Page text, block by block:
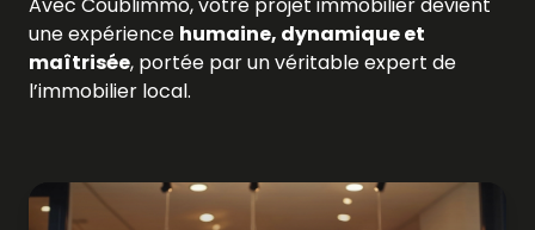
Avec Coublimmo, votre projet immobilier devient
une expérience humaine, dynamique et
maîtrisée, portée par un véritable expert de
l’immobilier local.